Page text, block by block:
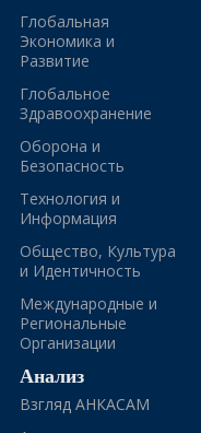
Глобальная
Экономика и
Развитие
Глобальное
Здравоохранение
Оборона и
Безопасность
Технология и
Информация
Общество, Культура
и Идентичность
Международные и
Региональные
Организации
Анализ
Взгляд АНКАСАМ